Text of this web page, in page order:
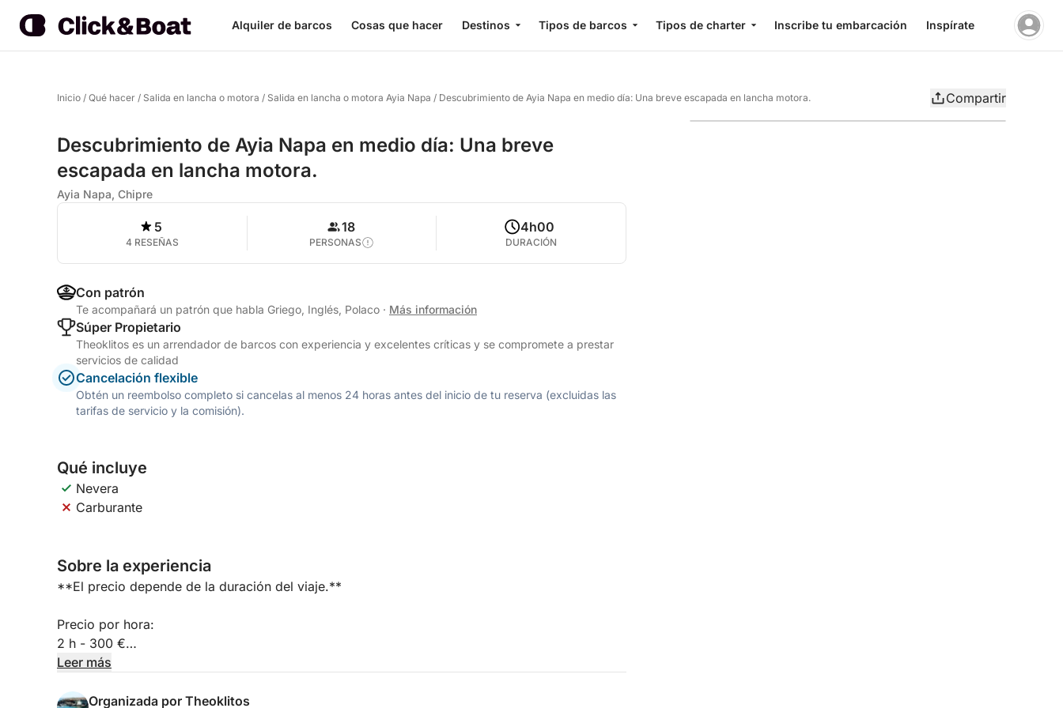
Alquiler de barcos Cosas que hacer Destinos Tipos de barcos Tipos de charter Inscribe tu embarcación Inspírate
Inicio / Qué hacer / Salida en lancha o motora / Salida en lancha o motora Ayia Napa / Descubrimiento de Ayia Napa en medio día: Una breve escapada en lancha motora. Compartir
Descubrimiento de Ayia Napa en medio día: Una breve
escapada en lancha motora.
Ayia Napa, Chipre
5
4 RESEÑAS
18
PERSONAS
4h00
DURACIÓN
Con patrón
Te acompañará un patrón que habla Griego, Inglés, Polaco · Más información
Súper Propietario
Theoklitos es un arrendador de barcos con experiencia y excelentes críticas y se compromete a prestar
servicios de calidad
Cancelación flexible
Obtén un reembolso completo si cancelas al menos 24 horas antes del inicio de tu reserva (excluidas las
tarifas de servicio y la comisión).
Qué incluye
Nevera
Carburante
Sobre la experiencia
**El precio depende de la duración del viaje.**
Precio por hora:
2 h - 300 €
3 h - 400 €
5 h - 600 €
Leer más
Organizada por Theoklitos